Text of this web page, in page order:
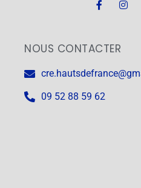
NOUS CONTACTER
09 52 88 59 62